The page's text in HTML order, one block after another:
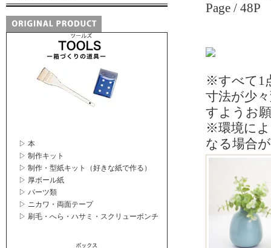
▷ 本
▷ 制作キット
▷ 制作・型紙キット（好きな紙で作る）
▷ 厚ボール紙
▷ パーツ類
▷ ニカワ・両面テープ
▷ 刷毛・へら・ハサミ・スクリューポンチ
Page / 48P
※すべて1
寸法が少
すようお
※環境によ
なる場合